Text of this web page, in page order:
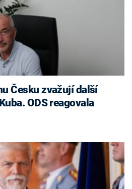
ODS reagovala